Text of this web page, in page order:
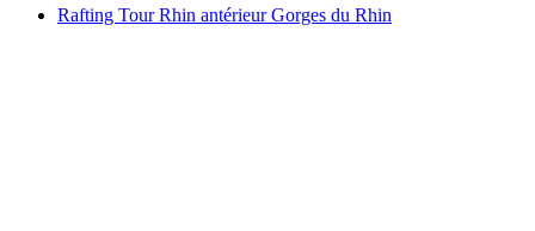
Rafting Tour Rhin antérieur Gorges du Rhin